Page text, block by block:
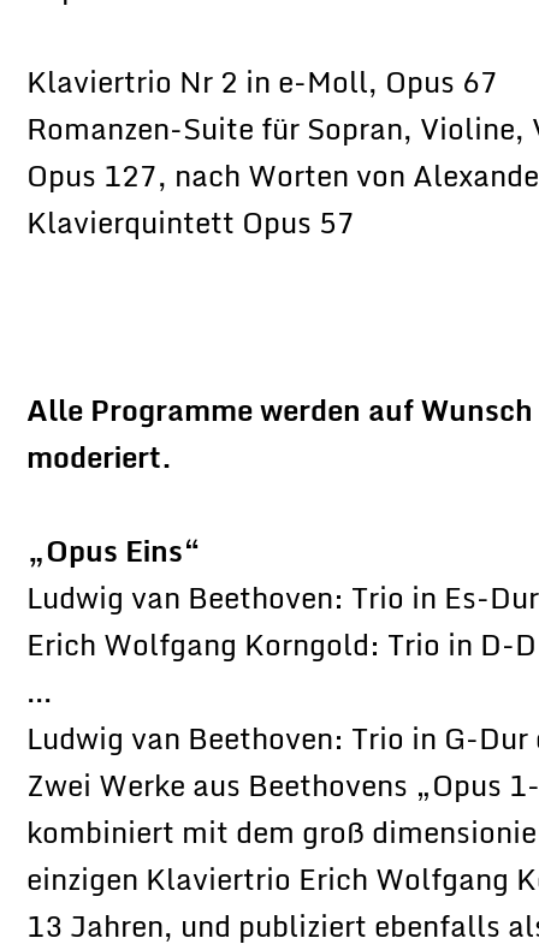
Klaviertrio Nr 2 in e-Moll, Opus 67
Romanzen-Suite für Sopran,
Opus 127, nach Worten von
Klavierquintett Opus 57
Alle Programme werden auf
moderiert.
„Opus Eins“
Ludwig van Beethoven: Trio in Es-
Erich Wolfgang Korngold: Trio in D-
...
Ludwig van Beethoven: Trio in G-
Zwei Werke aus Beethovens „Opus
kombiniert mit dem groß
einzigen Klaviertrio Erich Wolfgang
13 Jahren, und publiziert ebenfalls